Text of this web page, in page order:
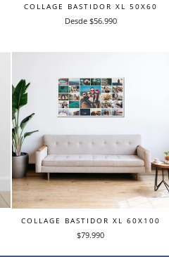
COLLAGE BASTIDOR XL 50X60
Desde $56.990
COLLAGE BASTIDOR XL 60X100
$79.990